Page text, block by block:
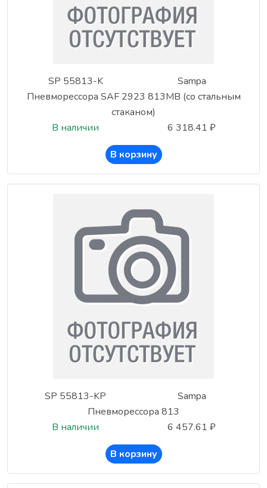
SP 55813-K
Sampa
Пневморессора SAF 2923 813MB (со стальным
стаканом)
В наличии
6 318.41 ₽
В корзину
SP 55813-KP
Sampa
Пневморессора 813
В наличии
6 457.61 ₽
В корзину